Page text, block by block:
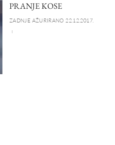
PRANJE KOSE
ZADNJE AŽURIRANO 22.12.2017.